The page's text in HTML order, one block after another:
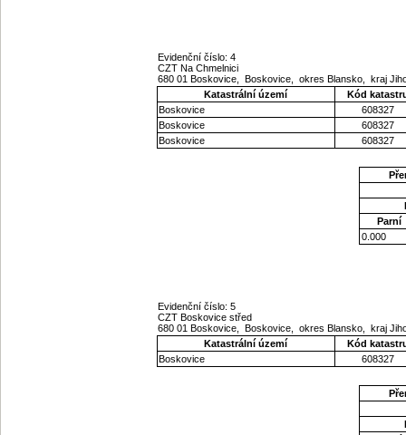
Evidenční číslo: 4
CZT Na Chmelnici
680 01 Boskovice, Boskovice, okres Blansko, kraj
Katastrální území
Kód
Boskovice
608327
Boskovice
608327
Boskovice
608327
Parní
0.000
Evidenční číslo: 5
CZT Boskovice střed
680 01 Boskovice, Boskovice, okres Blansko, kraj
Katastrální území
Kód
Boskovice
608327